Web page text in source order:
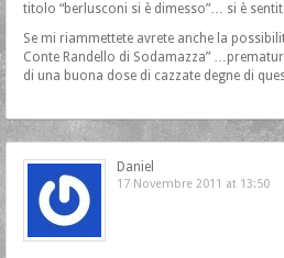
titolo “berlusconi si è dimesso”… si è
Se mi riammettete avrete anche la
Conte Randello di Sodamazza”
di una buona dose di cazzate degne di
Daniel
17 Novembre 2011 at 13:50